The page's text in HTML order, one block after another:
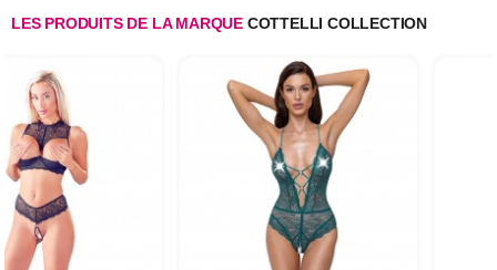
LES PRODUITS DE LA MARQUE COTTELLI COLLECTION